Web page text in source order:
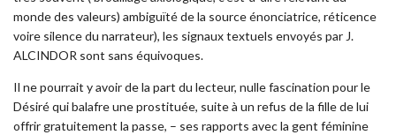
monde des valeurs) ambiguïté de la source énonciatrice, réticence
voire silence du narrateur), les signaux textuels envoyés par J.
ALCINDOR sont sans équivoques.
Il ne pourrait y avoir de la part du lecteur, nulle fascination pour le
Désiré qui balafre une prostituée, suite à un refus de la fille de lui
offrir gratuitement la passe, – ses rapports avec la gent féminine